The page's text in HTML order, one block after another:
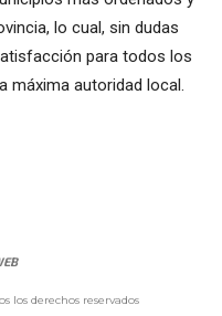
lo cual, sin dudas
para todos los
máxima autoridad local.
los derechos reservados